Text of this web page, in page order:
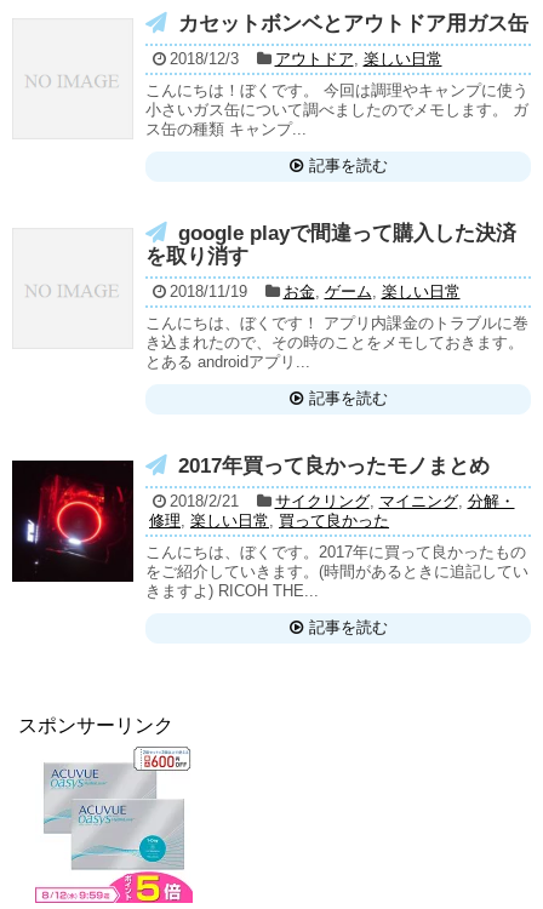
カセットボンベとアウトドア用ガス缶
2018/12/3 アウトドア, 楽しい日常
こんにちは！ぼくです。 今回は調理やキャンプに使う
小さいガス缶について調べましたのでメモします。 ガ
ス缶の種類 キャンプ...
記事を読む
google playで間違って購入した決済
を取り消す
2018/11/19 お金, ゲーム, 楽しい日常
こんにちは、ぼくです！ アプリ内課金のトラブルに巻
き込まれたので、その時のことをメモしておきます。
とある androidアプリ...
記事を読む
2017年買って良かったモノまとめ
2018/2/21 サイクリング, マイニング, 分解・
修理, 楽しい日常, 買って良かった
こんにちは、ぼくです。2017年に買って良かったもの
をご紹介していきます。(時間があるときに追記してい
きますよ) RICOH THE...
記事を読む
スポンサーリンク